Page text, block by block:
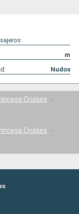
m
Nudos
Cruises
Cruises